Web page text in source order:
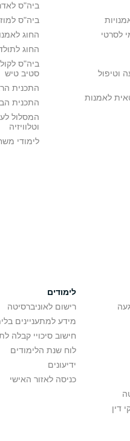
לסרטי
וטיפול
לאמנות
ביה"ס
ביה"ס
החוג
החוג
ביה"ס
סטיב טיש
התכנית
התכנית
המסלול
וטלוויזיה
לימודי
דין
לימודים
רישום לאוניברסיטה
מידע למתעניינים
חישוב סיכויי קבלה
לוח שנת הלימודים
ידיעונים
כניסה לאזור האישי